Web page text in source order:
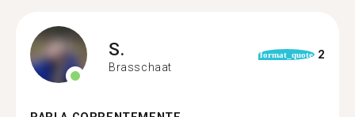
S.
Brasschaat
format_quote 2